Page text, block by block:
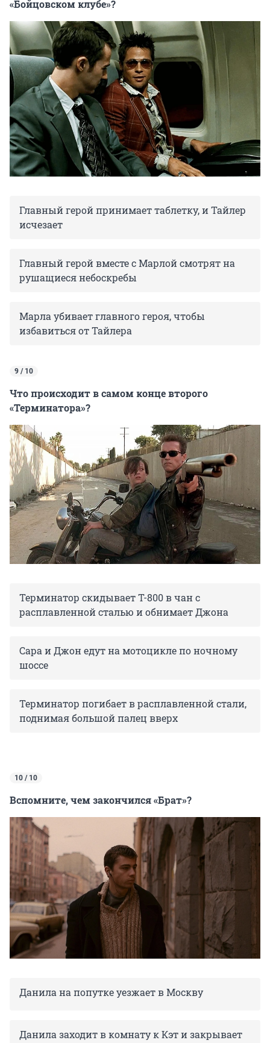
«Бойцовском клубе»?
Главный герой принимает таблетку, и Тайлер
исчезает
Главный герой вместе с Марлой смотрят на
рушащиеся небоскребы
Марла убивает главного героя, чтобы
избавиться от Тайлера
9 / 10
Что происходит в самом конце второго
«Терминатора»?
Терминатор скидывает Т-800 в чан с
расплавленной сталью и обнимает Джона
Сара и Джон едут на мотоцикле по ночному
шоссе
Терминатор погибает в расплавленной стали,
поднимая большой палец вверх
10 / 10
Вспомните, чем закончился «Брат»?
Данила на попутке уезжает в Москву
Данила заходит в комнату к Кэт и закрывает